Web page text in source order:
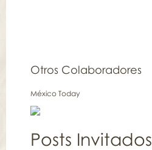
Otros Colaboradores
México Today
Posts Invitados